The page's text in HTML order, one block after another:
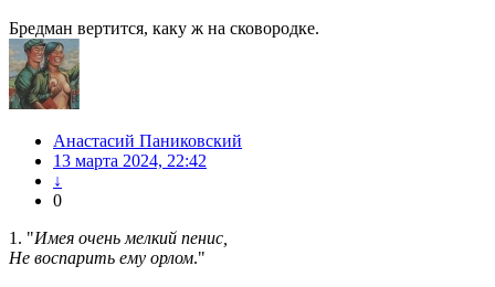
Бредман вертится, каку ж на сковородке.
Анастасий Паниковский
13 марта 2024, 22:42
↓
0
1. "Имея очень мелкий пенис,
Не воспарить ему орлом."